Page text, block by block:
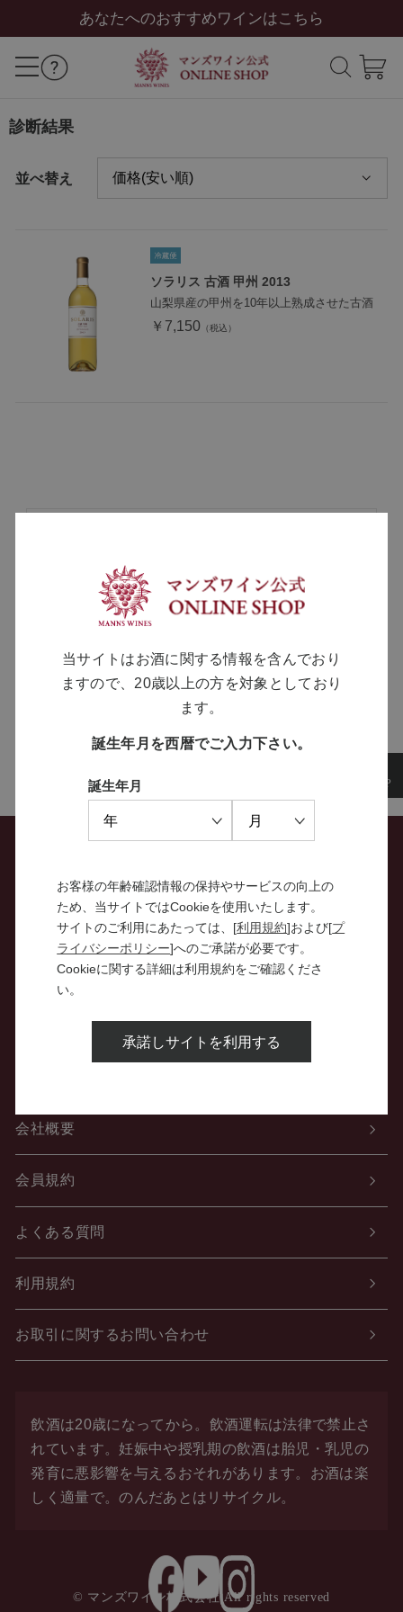
あなたへのおすすめワインはこちら
診断結果
並べ替え
ソラリス 古酒 甲州 2013
山梨県産の甲州を10年以上熟成させた古酒
￥7,150
ブランドサイト
SOLARISシリーズ
特設サイト
特定商取引法に関する表示
個人情報の取り扱いについて
酒類販売管理者標識
会社概要
会員規約
よくある質問
利用規約
お取引に関するお問い合わせ
飲酒は20歳になってから。飲酒運転は法律で禁止さ
れています。妊娠中や授乳期の飲酒は胎児・乳児の
発育に悪影響を与えるおそれがあります。お酒は楽
しく適量で。のんだあとはリサイクル。
© マンズワイン株式会社 All rights reserved
当サイトはお酒に関する情報を含んでおり
ますので、20歳以上の方を対象としており
ます。
誕生年月を西暦でご入力下さい。
誕生年月
お客様の年齢確認情報の保持やサービスの向上の
ため、当サイトではCookieを使用いたします。
サイトのご利用にあたっては、[利用規約]および[プ
ライバシーポリシー]へのご承諾が必要です。
Cookieに関する詳細は利用規約をご確認くださ
い。
承諾しサイトを利用する